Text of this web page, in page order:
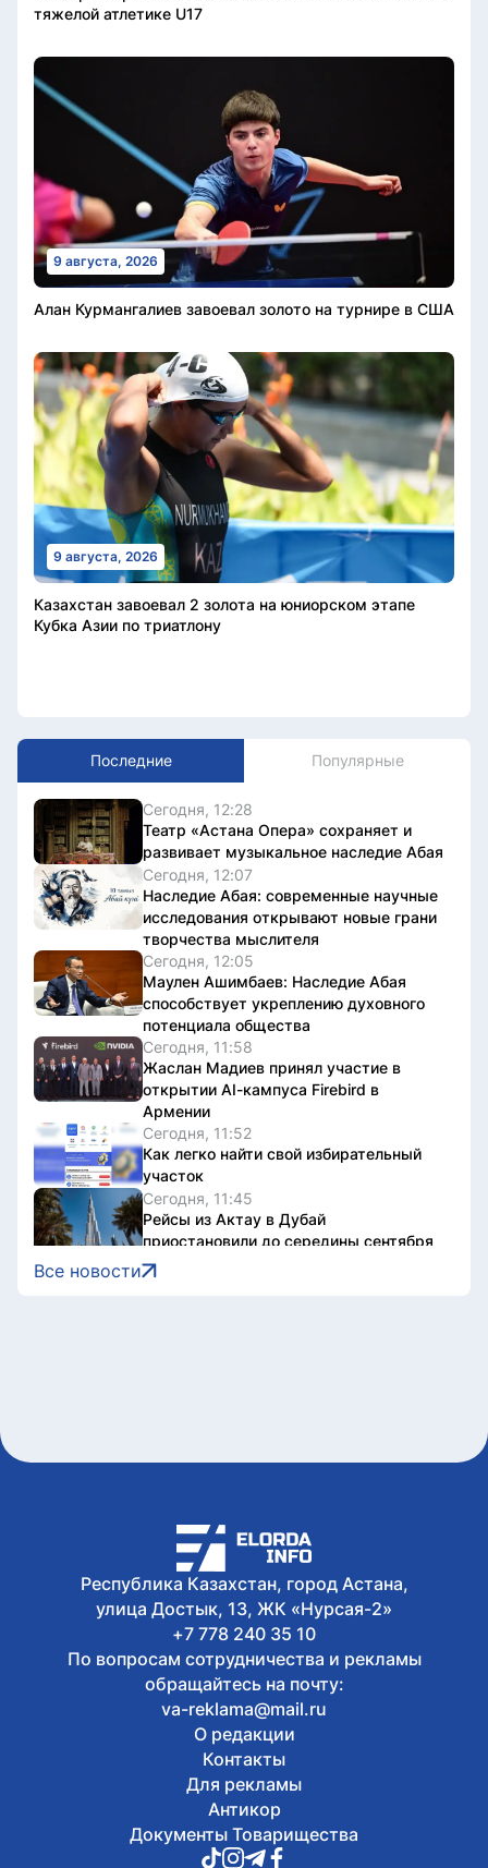
тяжелой атлетике U17
9 августа, 2026
Алан Курмангалиев завоевал золото на турнире в США
9 августа, 2026
Казахстан завоевал 2 золота на юниорском этапе
Кубка Азии по триатлону
Последние Популярные
Сегодня, 12:28
Театр «Астана Опера» сохраняет и
развивает музыкальное наследие Абая
Сегодня, 12:07
Наследие Абая: современные научные
исследования открывают новые грани
творчества мыслителя
Сегодня, 12:05
Маулен Ашимбаев: Наследие Абая
способствует укреплению духовного
потенциала общества
Сегодня, 11:58
Жаслан Мадиев принял участие в
открытии AI-кампуса Firebird в
Армении
Сегодня, 11:52
Как легко найти свой избирательный
участок
Сегодня, 11:45
Рейсы из Актау в Дубай
приостановили до середины сентября
Сегодня, 11:36
От госзакупок до локализации: как в
Призыв Абая к знаниям и труду имеет
особое значение для общества - Ерлан
Каналимов
Все новости
Республика Казахстан, город Астана,
улица Достык, 13, ЖК «Нурсая-2»
+7 778 240 35 10
По вопросам сотрудничества и рекламы
обращайтесь на почту:
va-reklama@mail.ru
О редакции
Контакты
Для рекламы
Антикор
Документы Товарищества